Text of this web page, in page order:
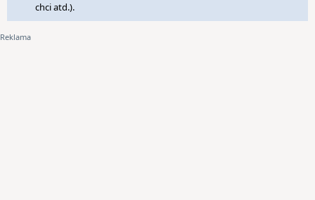
chci atd.).